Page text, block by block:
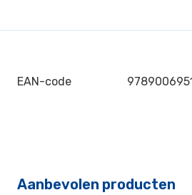
EAN-code
Aanbevolen producten